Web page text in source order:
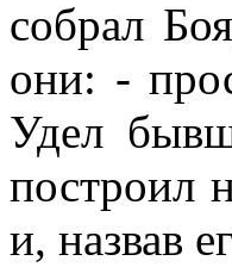
собрал
они: -
Удел
построил
и, назвав